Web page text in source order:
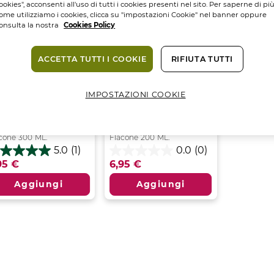
300 ML.
5.0 (1)
€
Aggiungi
Balsamo
Flacone 200 ML.
0.0 (0)
su
5
stelle.
6,95 €
Aggiungi
acconsenti all'uso di tutti i cookies presenti nel sito. Per saperne di
utilizziamo i cookies, clicca su "impostazioni Cookie" nel banner oppure
la nostra
Cookies Policy
RIFIUTA TUTTI
ACCETTA TUTTI I COOKIE
IMPOSTAZIONI COOKIE